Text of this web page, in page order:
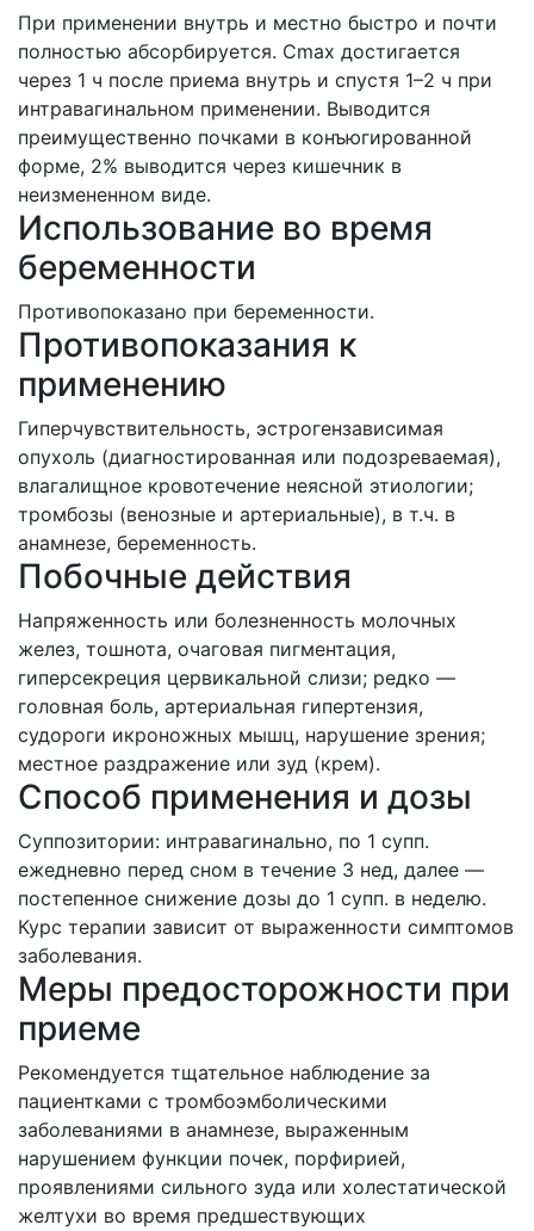
При применении внутрь и местно быстро и почти
полностью абсорбируется. Cmax достигается
через 1 ч после приема внутрь и спустя 1–2 ч при
интравагинальном применении. Выводится
преимущественно почками в конъюгированной
форме, 2% выводится через кишечник в
неизмененном виде.
Использование во время
беременности
Противопоказано при беременности.
Противопоказания к
применению
Гиперчувствительность, эстрогензависимая
опухоль (диагностированная или подозреваемая),
влагалищное кровотечение неясной этиологии;
тромбозы (венозные и артериальные), в т.ч. в
анамнезе, беременность.
Побочные действия
Напряженность или болезненность молочных
желез, тошнота, очаговая пигментация,
гиперсекреция цервикальной слизи; редко —
головная боль, артериальная гипертензия,
судороги икроножных мышц, нарушение зрения;
местное раздражение или зуд (крем).
Способ применения и дозы
Суппозитории: интравагинально, по 1 супп.
ежедневно перед сном в течение 3 нед, далее —
постепенное снижение дозы до 1 супп. в неделю.
Курс терапии зависит от выраженности симптомов
заболевания.
Меры предосторожности при
приеме
Рекомендуется тщательное наблюдение за
пациентками с тромбоэмболическими
заболеваниями в анамнезе, выраженным
нарушением функции почек, порфирией,
проявлениями сильного зуда или холестатической
желтухи во время предшествующих